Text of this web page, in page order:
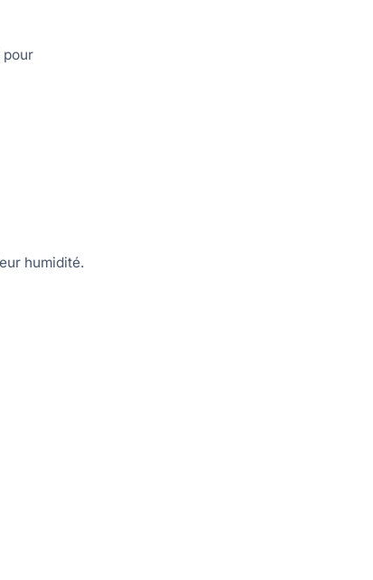
pour
humidité.